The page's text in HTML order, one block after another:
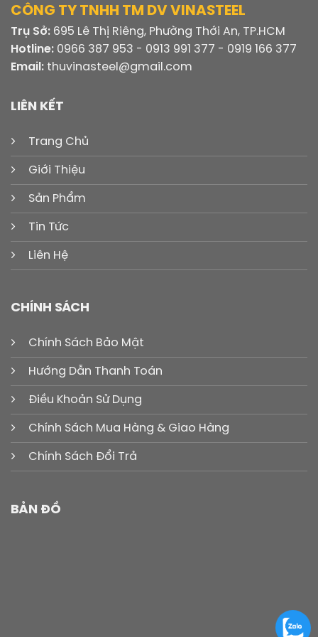
CÔNG TY TNHH TM DV VINASTEEL
Trụ Sở: 695 Lê Thị Riêng, Phường Thới An, TP.HCM
Hotline: 0966 387 953 - 0913 991 377 - 0919 166 377
Email: thuvinasteel@gmail.com
LIÊN KẾT
Trang Chủ
Giới Thiệu
Sản Phẩm
Tin Tức
Liên Hệ
CHÍNH SÁCH
Chính Sách Bảo Mật
Hướng Dẫn Thanh Toán
Điều Khoản Sử Dụng
Chính Sách Mua Hàng & Giao Hàng
Chính Sách Đổi Trả
BẢN ĐỒ